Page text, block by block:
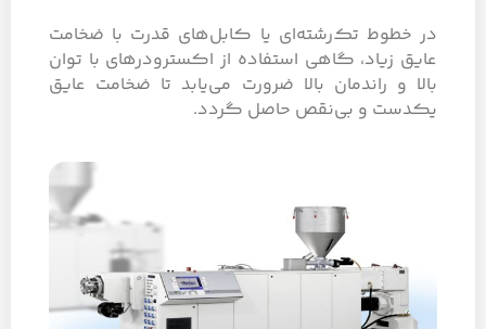
در خطوط تک‌رشته‌ای یا کابل‌های قدرت با ضخامت
عایق زیاد، گاهی استفاده از اکسترودرهای با توان
بالا و راندمان بالا ضرورت می‌یابد تا ضخامت عایق
یکدست و بی‌نقص حاصل گردد.